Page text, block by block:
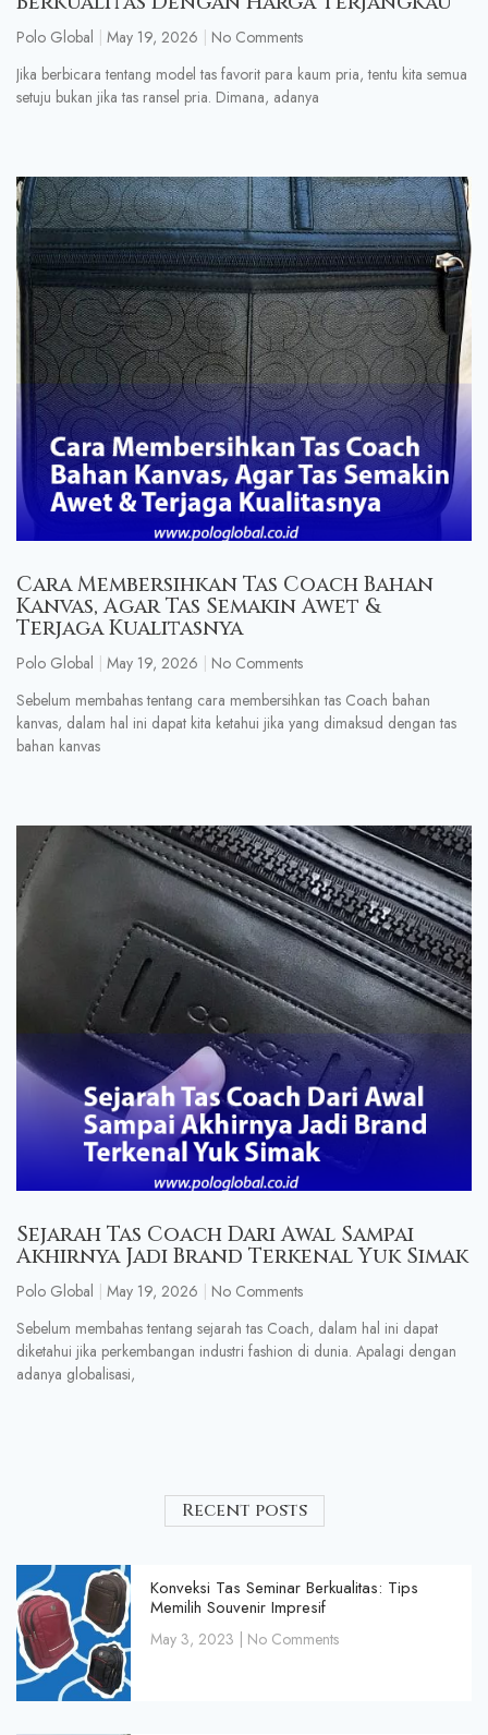
Polo Global May 19, 2026
No Comments
Jika berbicara tentang model tas favorit para kaum pria, tentu kita semua
setuju bukan jika tas ransel pria. Dimana, adanya
Cara Membersihkan Tas Coach Bahan
Kanvas, Agar Tas Semakin Awet &
Terjaga Kualitasnya
Polo Global May 19, 2026
No Comments
Sebelum membahas tentang cara membersihkan tas Coach bahan
kanvas, dalam hal ini dapat kita ketahui jika yang dimaksud dengan tas
bahan kanvas
Sejarah Tas Coach Dari Awal Sampai
Akhirnya Jadi Brand Terkenal Yuk Simak
Polo Global May 19, 2026
No Comments
Sebelum membahas tentang sejarah tas Coach, dalam hal ini dapat
diketahui jika perkembangan industri fashion di dunia. Apalagi dengan
adanya globalisasi,
Recent posts
Konveksi Tas Seminar Berkualitas: Tips
Memilih Souvenir Impresif
May 3, 2023 No Comments